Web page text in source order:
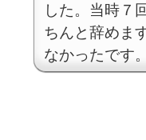
した。当時７
ちんと辞めま
なかったです。